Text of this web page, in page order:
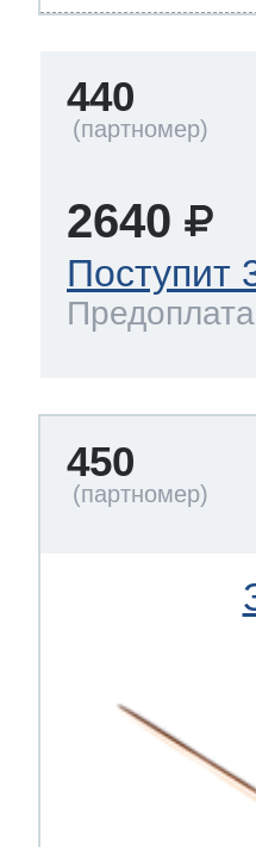
440
2640
Поступит
450